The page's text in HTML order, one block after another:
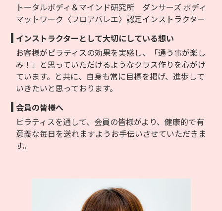
トータルボディ＆マインド研究所 ダンサーズ ボディ
マットワーク〈フロアバレエ〉認定インストラクター
インストラクターとして大切にしている想い
お客様がピラティスの効果を実感し、「通う事が楽し
み！」と思っていただけるようなクラス作りを心がけ
ています。と共に、自身も常に目標を掲げ、進歩して
いきたいと思っております。
会員の皆様へ
ピラティスを通して、会員の皆様がより、健康的で有
意義な毎日を送れますようお手伝いさせていただきま
す。